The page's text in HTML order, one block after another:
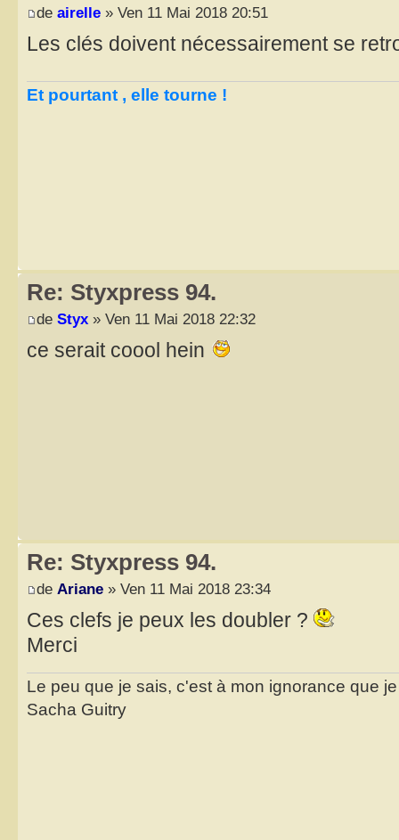
de airelle » Ven 11 Mai 2018 20:51
Les clés doivent nécessairement se
Et pourtant , elle tourne !
Re: Styxpress 94.
de Styx » Ven 11 Mai 2018 22:32
ce serait coool hein
Re: Styxpress 94.
de Ariane » Ven 11 Mai 2018 23:34
Ces clefs je peux les doubler ?
Merci
Le peu que je sais, c'est à mon ignorance que
Sacha Guitry